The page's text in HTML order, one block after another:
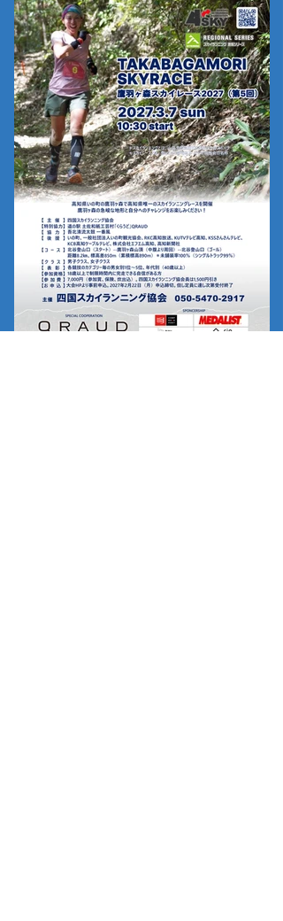
マット漂流、コーステアリ
ング、その他ツアー）につ
いて＋お得なキャンペーン